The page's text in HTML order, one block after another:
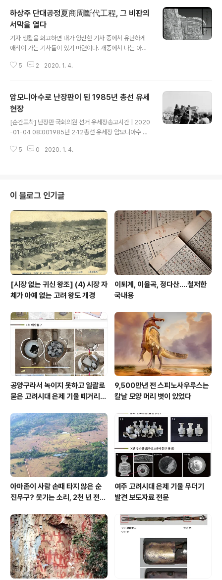
하상주 단대공정夏商周斷代工程, 그 비판의
서막을 열다
기자 생활을 회고하면 내가 양산한 기사 중에서 유난하게
애착이 가는 기사들이 있기 마련이다. 개중에서 나는 아래
진한 역사프로젝트 '하상주 단대공정夏商周斷代工程'을
이에 대한 글이 혹 있는데 내가 놓칠 수도 있겠지만, 내가
아는 한 그 어떤 누구도 그에 대한 문제점을 지적하지 않았
다. 이후 이 단대공정에 대한 비판적인 글이 학계에서 연이
어 나오기 시작했는데, 내가 이 서평 기사에서 제시한 그 시
분석 대상으로 삼은 저 책은 2003년 도서출판 일빛에서
5 2 2020. 1. 4.
암모니아수로 난장판이 된 1985년 총선 유세
현장
[순간포착] 난장판 국회의원 선거 유세장송고시간 | 2020
-01-04 08:001985년 2·12총선 유세장 암모니아수 소
장면, 이번호에는 1985년 총선 유세과정에서 일어난 유명
한 시점 때문이다. 물론 지금 선거판 풍경도 사뭇 바뀌어 저
때만 해도 대중을 동원한 군중집회가 가장 약발이 잘 먹히
는 선거운동 방식이었지만, 요즘이야 그것이 차지하는 막
강 위치는 현저히 낮아져 SNS를 이용한 유세가 더 많은 비
중을 차지한다. 문제의 저 장면은 전두환 폭압정치가 극성
을 구가하던 그때 ..
5 0 2020. 1. 4.
이 블로그 인기글
[시장 없는 귀신 왕조] (4) 시장 자
체가 아예 없는 고려 왕도 개경
이퇴계, 이율곡, 정다산....철저한
국내용
공양구라서 녹이지 못하고 일괄로
묻은 고려시대 은제 기물 떼거리로
9,500만년 전 스피노사우루스는
칼날 모양 머리 볏이 있었다
아마존이 사람 손때 타지 않은 순
진무구? 웃기는 소리, 2천 년 전에
여주 고려시대 은제 기물 무더기
발견 보도자료 전문